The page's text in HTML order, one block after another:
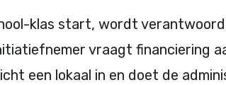
klas start, wordt
vraagt financiering
een lokaal in en doet de